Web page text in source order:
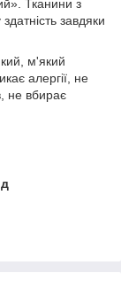
Тканини з
завдяки
м'який
алергії, не
не вбирає